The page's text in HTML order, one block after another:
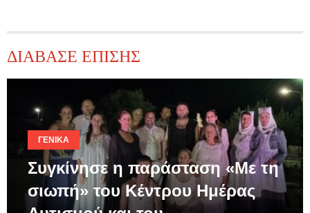
ΔΙΑΒΑΣΕ ΕΠΙΣΗΣ
ΓΕΝΙΚΆ
Συγκίνησε η παράσταση «Με τη
σιωπή» του Κέντρου Ημέρας